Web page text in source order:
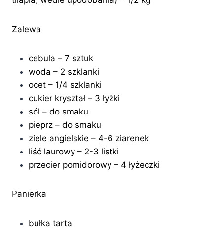
Zalewa
cebula – 7 sztuk
woda – 2 szklanki
ocet – 1/4 szklanki
cukier kryształ – 3 łyżki
sól – do smaku
pieprz – do smaku
ziele angielskie – 4-6 ziarenek
liść laurowy – 2-3 listki
przecier pomidorowy – 4 łyżeczki
Panierka
bułka tarta